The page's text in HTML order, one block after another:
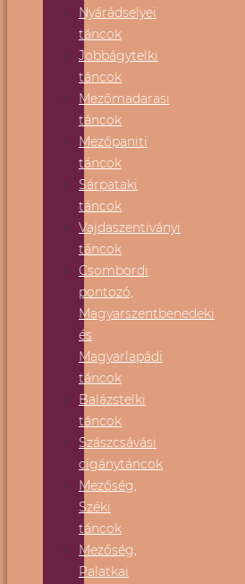
Nyárádselyei
táncok
Jobbágytelki
táncok
Mezőmadarasi
táncok
Mezőpaniti
táncok
Sárpataki
táncok
Vajdaszentiványi
táncok
Csombordi
pontozó,
Magyarszentbenedeki
és
Magyarlapádi
táncok
Balázstelki
táncok
Szászcsávási
cigánytáncok
Mezőség,
Széki
táncok
Mezőség,
Palatkai